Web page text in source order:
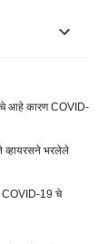
आहे कारण COVID-
व्हायरसने भरलेले
COVID-19 चे